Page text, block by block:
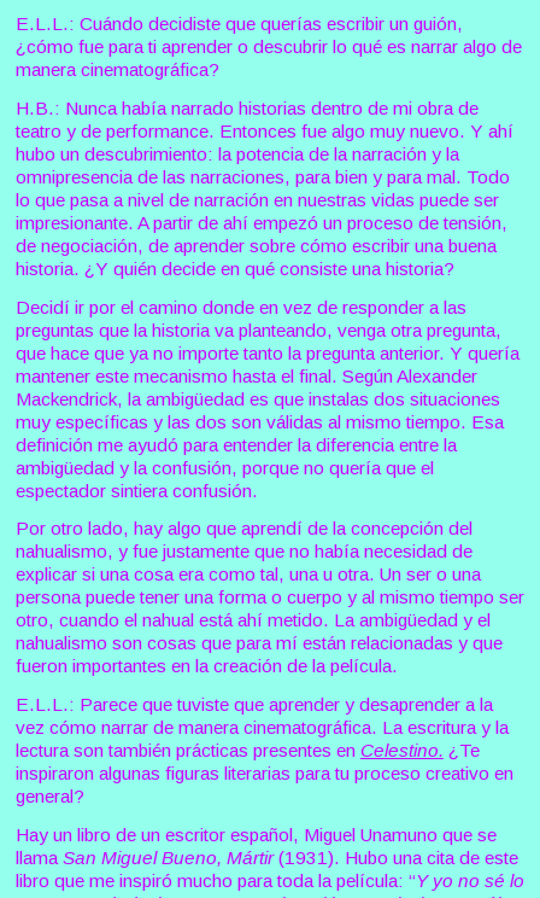
E.L.L.: Cuándo decidiste que querías escribir un guión,
¿cómo fue para ti aprender o descubrir lo qué es narrar algo de
manera cinematográfica?
H.B.: Nunca había narrado historias dentro de mi obra de
teatro y de performance. Entonces fue algo muy nuevo. Y ahí
hubo un descubrimiento: la potencia de la narración y la
omnipresencia de las narraciones, para bien y para mal. Todo
lo que pasa a nivel de narración en nuestras vidas puede ser
impresionante. A partir de ahí empezó un proceso de tensión,
de negociación, de aprender sobre cómo escribir una buena
historia. ¿Y quién decide en qué consiste una historia?
Decidí ir por el camino donde en vez de responder a las
preguntas que la historia va planteando, venga otra pregunta,
que hace que ya no importe tanto la pregunta anterior. Y quería
mantener este mecanismo hasta el final. Según Alexander
Mackendrick, la ambigüedad es que instalas dos situaciones
muy específicas y las dos son válidas al mismo tiempo. Esa
definición me ayudó para entender la diferencia entre la
ambigüedad y la confusión, porque no quería que el
espectador sintiera confusión.
Por otro lado, hay algo que aprendí de la concepción del
nahualismo, y fue justamente que no había necesidad de
explicar si una cosa era como tal, una u otra. Un ser o una
persona puede tener una forma o cuerpo y al mismo tiempo ser
otro, cuando el nahual está ahí metido. La ambigüedad y el
nahualismo son cosas que para mí están relacionadas y que
fueron importantes en la creación de la película.
E.L.L.: Parece que tuviste que aprender y desaprender a la
vez cómo narrar de manera cinematográfica. La escritura y la
lectura son también prácticas presentes en Celestino. ¿Te
inspiraron algunas figuras literarias para tu proceso creativo en
general?
Hay un libro de un escritor español, Miguel Unamuno que se
llama San Miguel Bueno, Mártir(1931). Hubo una cita de este
libro que me inspiró mucho para toda la película: “Y yo no sé lo